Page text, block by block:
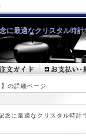
に最適なクリスタル時計
の詳細ページ
念に最適なクリスタル時計